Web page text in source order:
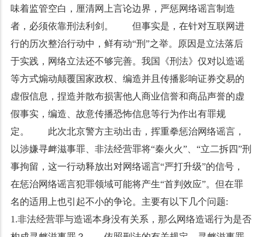
味着监管空白，厘清网上言论边界，严惩网络谣言制造
者，必须依靠刑法利剑。 但事实是，在针对互联网进
行的历次整治行动中，鲜有动“刑”之举。原因是立法落后
于实践，网络立法还不够完善。我国《刑法》仅对以造谣
等方式煽动颠覆国家政权、编造并且传播影响证券交易的
虚假信息，捏造并散布损害他人商业信誉和商品声誉的虚
假事实，编造、故意传播恐怖信息等行为作出有罪规
定。 此次北京警方主动出击，挥重拳惩治网络谣言，
以涉嫌寻衅滋事罪、非法经营罪将“秦火火”、“立二拆四”刑
事拘留，这一行动释放出对网络谣言“严打升级”的信号，
在惩治网络谣言犯罪领域可能将产生“首判效应”。但在罪
名的适用上也引起不小的争论。主要有以下几个问题:
1.非法经营罪与造谣本身没有关系，那么网络造谣行为是否